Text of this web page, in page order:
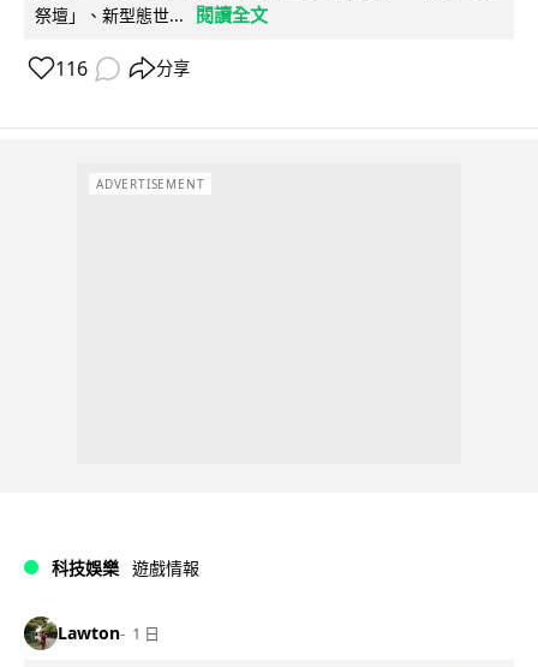
祭壇」、新型態世...
閱讀全文
116 分享
ADVERTISEMENT
科技娛樂 遊戲情報
Lawton 1 日